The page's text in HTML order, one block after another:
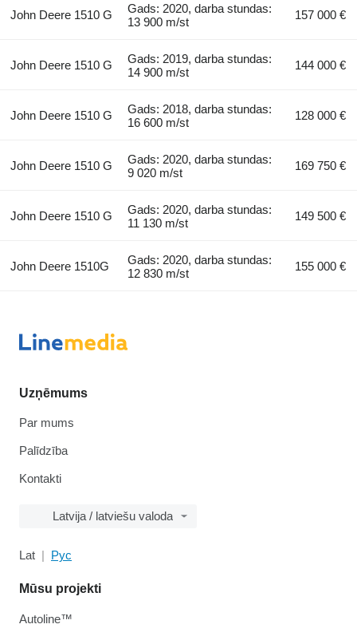
John Deere 1510 G
Gads: 2020, darba stundas:
13 900 m/st
157 000 €
John Deere 1510 G
Gads: 2019, darba stundas:
14 900 m/st
144 000 €
John Deere 1510 G
Gads: 2018, darba stundas:
16 600 m/st
128 000 €
John Deere 1510 G
Gads: 2020, darba stundas:
9 020 m/st
169 750 €
John Deere 1510 G
Gads: 2020, darba stundas:
11 130 m/st
149 500 €
John Deere 1510G
Gads: 2020, darba stundas:
12 830 m/st
155 000 €
Uzņēmums
Par mums
Palīdzība
Kontakti
Latvija / latviešu valoda
Lat Рус
Mūsu projekti
Autoline™